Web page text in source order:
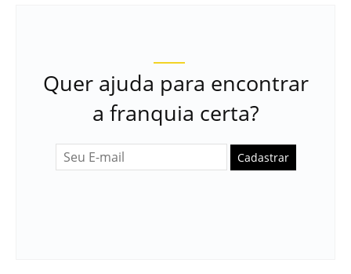
Quer ajuda para encontrar
a franquia certa?
Cadastrar